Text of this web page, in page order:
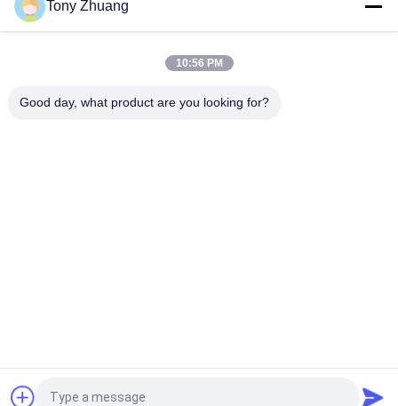
Una máquina de articulación de madera lateral, máquina de la
prensa de la carpintería de T8cm 16Mpa
Máquina común de la prensa de marco de puerta de la
Tony Zhuang
10:56 PM
Good day, what product are you looking for?